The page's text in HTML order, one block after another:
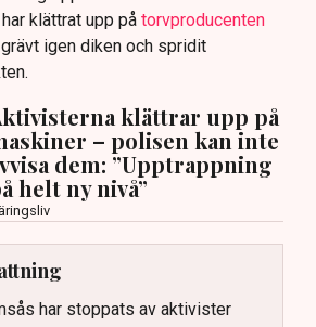
klättrat upp på torvproducenten
igen diken och spridit
klättrar upp på
– polisen kan inte
dem: ”Upptrappning
helt ny nivå”
har stoppats av aktivister